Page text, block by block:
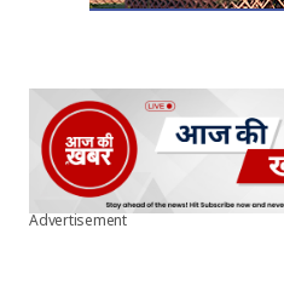
Advertisement